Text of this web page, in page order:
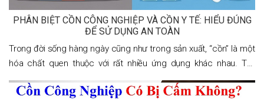
PHÂN BIỆT CỒN CÔNG NGHIỆP VÀ CỒN Y TẾ: HIỂU ĐÚNG
ĐỂ SỬ DỤNG AN TOÀN
Trong đời sống hàng ngày cũng như trong sản xuất, “cồn” là một
hóa chất quen thuộc với rất nhiều ứng dụng khác nhau. Tuy
nhiên, không phải ai cũng hiểu rõ sự khác biệt giữa cồn công
nghiệp và cồn y tế.